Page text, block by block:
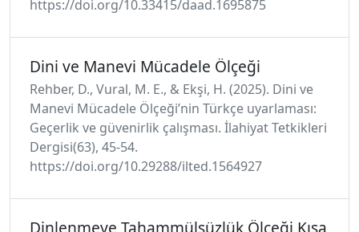
https://doi.org/10.33415/daad.1695875
Dini ve Manevi Mücadele Ölçeği
Rehber, D., Vural, M. E., & Ekşi, H. (2025). Dini ve
Manevi Mücadele Ölçeği’nin Türkçe uyarlaması:
Geçerlik ve güvenirlik çalışması. İlahiyat Tetkikleri
Dergisi(63), 45-54.
https://doi.org/10.29288/ilted.1564927
Dinlenmeye Tahammülsüzlük Ölçeği Kısa